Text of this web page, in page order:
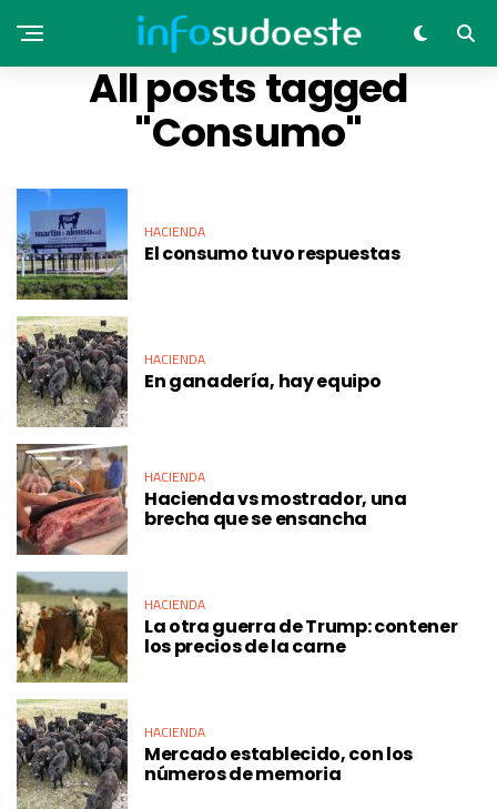
All posts tagged
"Consumo"
HACIENDA
El consumo tuvo respuestas
HACIENDA
En ganadería, hay equipo
HACIENDA
Hacienda vs mostrador, una
brecha que se ensancha
HACIENDA
La otra guerra de Trump: contener
los precios de la carne
HACIENDA
Mercado establecido, con los
números de memoria